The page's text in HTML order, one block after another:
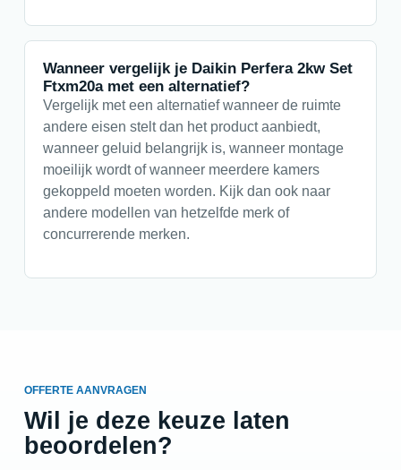
Wanneer vergelijk je Daikin Perfera 2kw Set
Ftxm20a met een alternatief?
Vergelijk met een alternatief wanneer de ruimte
andere eisen stelt dan het product aanbiedt,
wanneer geluid belangrijk is, wanneer montage
moeilijk wordt of wanneer meerdere kamers
gekoppeld moeten worden. Kijk dan ook naar
andere modellen van hetzelfde merk of
concurrerende merken.
OFFERTE AANVRAGEN
Wil je deze keuze laten
beoordelen?